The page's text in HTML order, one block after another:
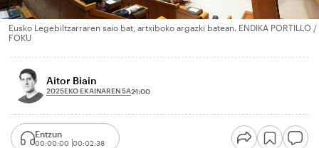
Eusko Legebiltzarraren saio bat, artxiboko argazki batean. ENDIKA PORTILLO /
FOKU
Aitor Biain
2025EKO EKAINAREN 5A21:00
Entzun
00:00:00 00:02:38